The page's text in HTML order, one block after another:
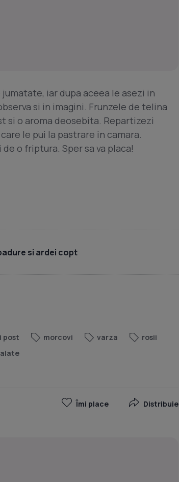
iar dupa aceea le asezi in
si in imagini. Frunzele de telina
si o aroma deosebita. Repartizezi
le pui la pastrare in camara.
o friptura. Sper sa va placa!
si ardei copt
post morcovi varza
rosii
Îmi place Distribuie